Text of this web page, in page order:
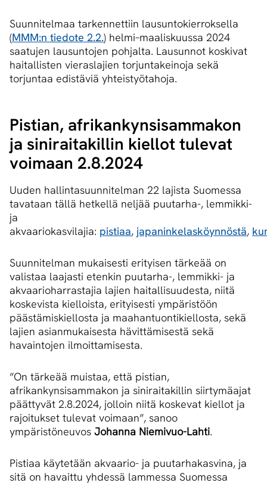
Suunnitelmaa tarkennettiin lausuntokierroksella
(MMM:n tiedote 2.2.) helmi–maaliskuussa 2024
saatujen lausuntojen pohjalta. Lausunnot koskivat
haitallisten vieraslajien torjuntakeinoja sekä
torjuntaa edistäviä yhteistyötahoja.
Pistian, afri­kan­kyn­si­sam­ma­kon
ja siniraitakillin kiellot tulevat
voimaan 2.8.2024
Uuden hallintasuunnitelman 22 lajista Suomessa
tavataan tällä hetkellä neljää puutarha-, lemmikki-
ja
akvaariokasvilajia: pistiaa, japaninkelasköynnöstä,
Suunnitelman mukaisesti erityisen tärkeää on
valistaa laajasti etenkin puutarha-, lemmikki- ja
akvaarioharrastajia lajien haitallisuudesta, niitä
koskevista kielloista, erityisesti ympäristöön
päästämiskiellosta ja maahantuontikiellosta, sekä
lajien asianmukaisesta hävittämisestä sekä
havaintojen ilmoittamisesta.
”On tärkeää muistaa, että pistian,
afrikankynsisammakon ja siniraitakillin siirtymäajat
päättyvät 2.8.2024, jolloin niitä koskevat kiellot ja
rajoitukset tulevat voimaan”, sanoo
ympäristöneuvos Johanna Niemivuo-Lahti.
Pistiaa käytetään akvaario- ja puutarhakasvina, ja
sitä on havaittu yhdessä lammessa Suomessa